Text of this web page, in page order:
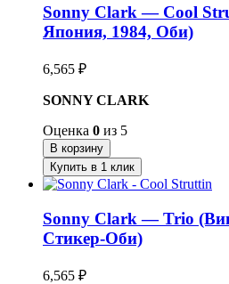
Sonny Clark — Cool
Япония, 1984, Оби)
6,565 ₽
SONNY CLARK
Оценка 0 из 5
В корзину
Купить в 1 клик
Sonny Clark — Trio
Стикер-Оби)
6,565 ₽